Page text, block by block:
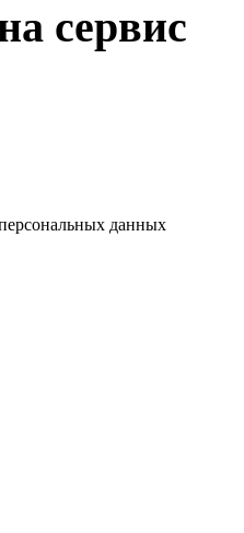
сервис
данных